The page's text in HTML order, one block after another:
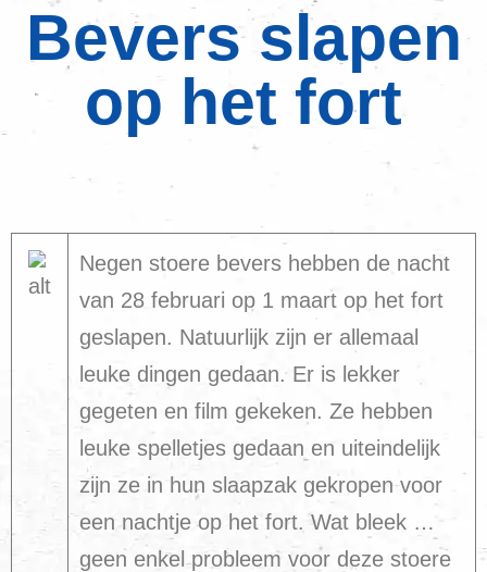
Bevers slapen
op het fort
Negen stoere bevers hebben de nacht
van 28 februari op 1 maart op het fort
geslapen. Natuurlijk zijn er allemaal
leuke dingen gedaan. Er is lekker
gegeten en film gekeken. Ze hebben
leuke spelletjes gedaan en uiteindelijk
zijn ze in hun slaapzak gekropen voor
een nachtje op het fort. Wat bleek …
geen enkel probleem voor deze stoere